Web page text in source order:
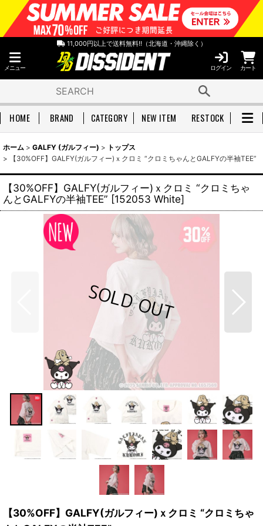
11,000円以上で送料無料!!（北海道・沖縄除く）
メニュー ログイン カート
HOME BRAND CATEGORY NEW ITEM RESTOCK
ホーム > GALFY (ガルフィー) > トップス
>
【30%OFF】GALFY(ガルフィー)ｘクロミ “クロミちゃんとGALFYの半袖TEE”
【30%OFF】GALFY(ガルフィー)ｘクロミ “クロミちゃ
んとGALFYの半袖TEE” [152053 White]
【30%OFF】GALFY(ガルフィー)ｘクロミ “クロミちゃ